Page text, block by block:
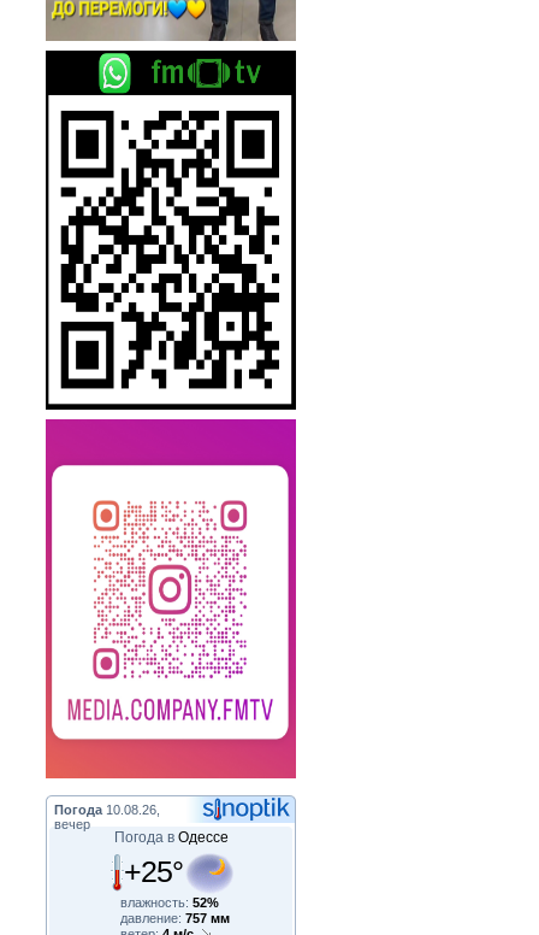
Погода 10.08.26,
вечер
Погода в Одессе
+25°
влажность: 52%
давление: 757 мм